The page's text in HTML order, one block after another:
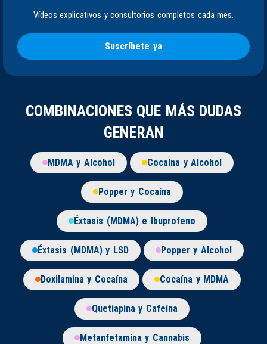
Vídeos explicativos y consultorios completos cada mes.
Suscríbete ya
COMBINACIONES QUE MÁS DUDAS
GENERAN
MDMA y Alcohol Cocaína y Alcohol
Popper y Cocaína
Éxtasis (MDMA) e Ibuprofeno
Éxtasis (MDMA) y LSD Popper y Alcohol
Doxilamina y Cocaína Cocaína y MDMA
Quetiapina y Cafeína
Metanfetamina y Cannabis